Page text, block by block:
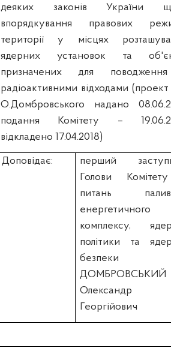
деяких законів України
впорядкування правових
території у місцях
ядерних установок та
призначених для поводження
радіоактивними відходами (проект
О.Домбровського надано
подання Комітету –
відкладено 17.04.2018)
Доповідає:
перший
Голови Комітету
питань
енергетичного
комплексу,
політики та
безпеки
ДОМБРОВСЬКИЙ
Олександр
Георгійович